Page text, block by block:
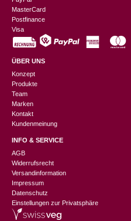
MasterCard
Postfinance
Visa
ÜBER UNS
Konzept
Produkte
Team
Marken
Kontakt
Kundenmeinung
INFO & SERVICE
AGB
Widerrufsrecht
Versandinformation
Impressum
Datenschutz
Einstellungen zur Privatsphäre